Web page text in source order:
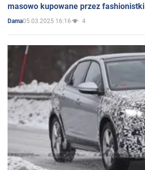
masowo kupowane przez fashionistki
Dama05.03.2025 16:16 4